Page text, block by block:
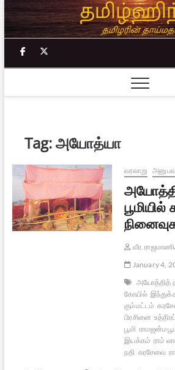
Skip
to
content
facebook
Tag:அயோத்யா
வரலாறு
வீர.
January 4,
அயோத்தித்
கோயில்
கும்மட்டம்
பிரசினை
பூமி
இயக்கம் ராம்
நதி கரசேவை